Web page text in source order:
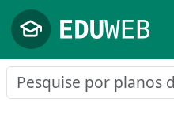
Pular para o conteúdo